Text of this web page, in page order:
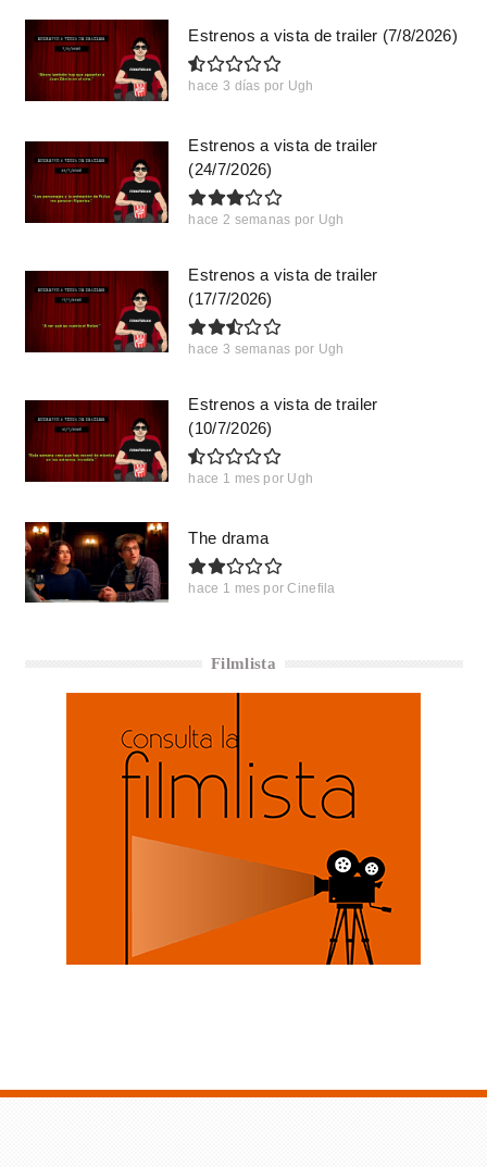
Estrenos a vista de trailer (7/8/2026)
hace 3 días por Ugh
Estrenos a vista de trailer
(24/7/2026)
hace 2 semanas por Ugh
Estrenos a vista de trailer
(17/7/2026)
hace 3 semanas por Ugh
Estrenos a vista de trailer
(10/7/2026)
hace 1 mes por Ugh
The drama
hace 1 mes por Cinefila
Filmlista